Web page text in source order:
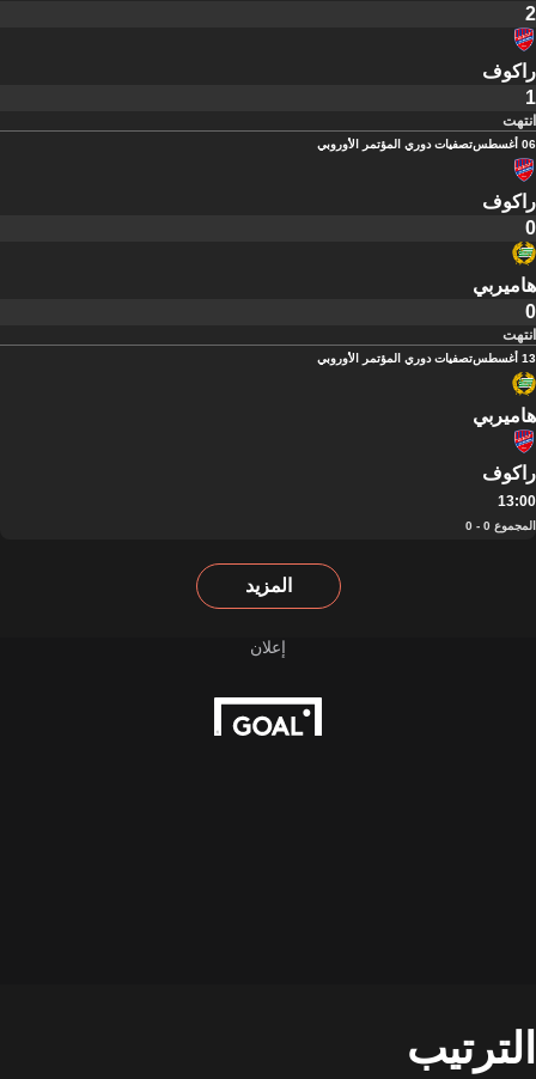
2
راكوف
1
انتهت
06 أغسطس تصفيات دوري المؤتمر الأوروبي
راكوف
0
هاميربي
0
انتهت
13 أغسطس تصفيات دوري المؤتمر الأوروبي
هاميربي
راكوف
13:00
المجموع 0 - 0
المزيد
الترتيب